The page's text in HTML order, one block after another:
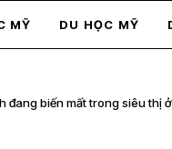
MỸ DU HỌC MỸ
đang biến mất trong siêu thị